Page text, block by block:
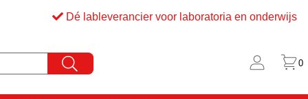
Dé lableverancier voor laboratoria en onderwijs
0